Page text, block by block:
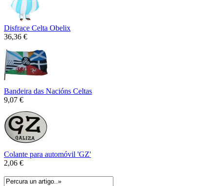
Disfrace Celta Obelix
36,36 €
Bandeira das Nacións Celtas
9,07 €
Colante para automóvil 'GZ'
2,06 €